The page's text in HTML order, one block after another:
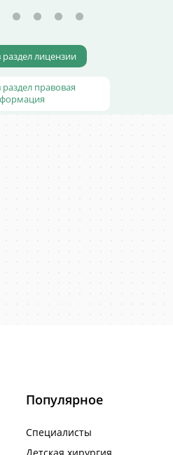
лицензии
правовая
Популярное
Специалисты